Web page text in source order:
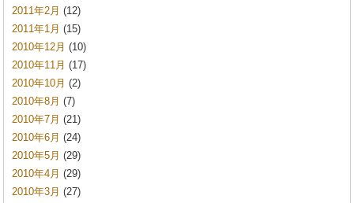
2011年2月 (12)
2011年1月 (15)
2010年12月 (10)
2010年11月 (17)
2010年10月 (2)
2010年8月 (7)
2010年7月 (21)
2010年6月 (24)
2010年5月 (29)
2010年4月 (29)
2010年3月 (27)